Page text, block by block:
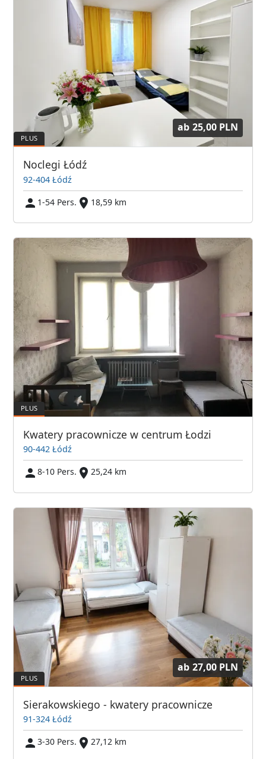
ab 25,00 PLN
Noclegi Łódź
92-404 Łódź
1-54 Pers.
18,59 km
Kwatery pracownicze w centrum Łodzi
90-442 Łódź
8-10 Pers.
25,24 km
ab 27,00 PLN
Sierakowskiego - kwatery pracownicze
91-324 Łódź
3-30 Pers.
27,12 km